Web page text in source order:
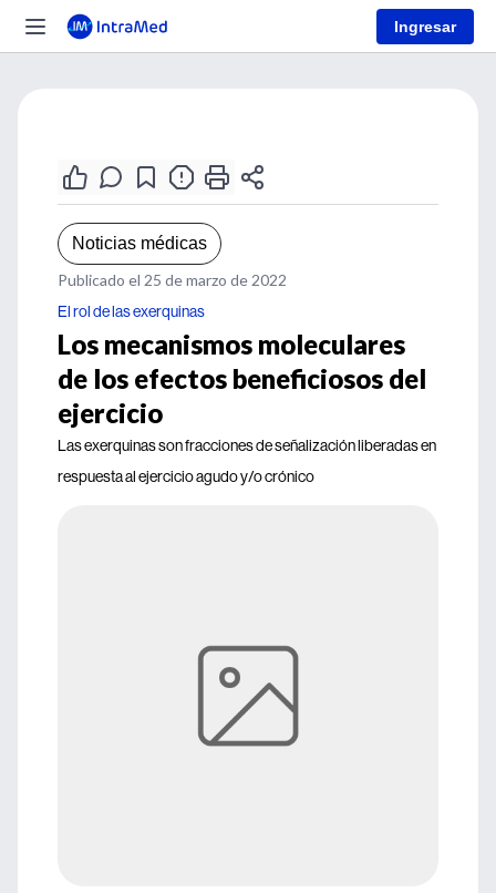
Ingresar
Noticias médicas
Publicado el 25 de marzo de 2022
El rol de las exerquinas
Los mecanismos moleculares
de los efectos beneficiosos del
ejercicio
Las exerquinas son fracciones de señalización liberadas en
respuesta al ejercicio agudo y/o crónico